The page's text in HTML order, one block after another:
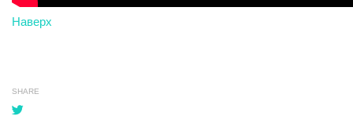
Наверх
SHARE